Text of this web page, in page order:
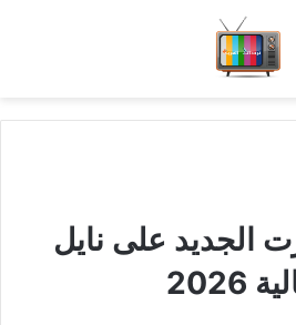
الجديد على نايل